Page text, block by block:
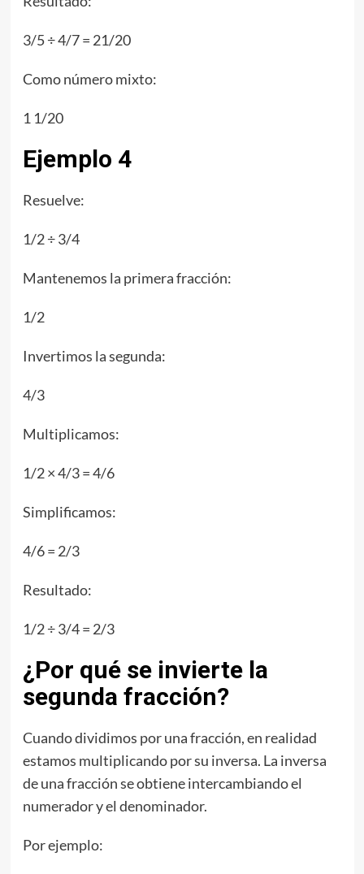
3/5 ÷ 4/7 = 21/20
Como número mixto:
1 1/20
Ejemplo 4
Resuelve:
1/2 ÷ 3/4
Mantenemos la primera fracción:
1/2
Invertimos la segunda:
4/3
Multiplicamos:
1/2 × 4/3 = 4/6
Simplificamos:
4/6 = 2/3
Resultado:
1/2 ÷ 3/4 = 2/3
¿Por qué se invierte la
segunda fracción?
Cuando dividimos por una fracción, en realidad
estamos multiplicando por su inversa. La inversa
de una fracción se obtiene intercambiando el
numerador y el denominador.
Por ejemplo: